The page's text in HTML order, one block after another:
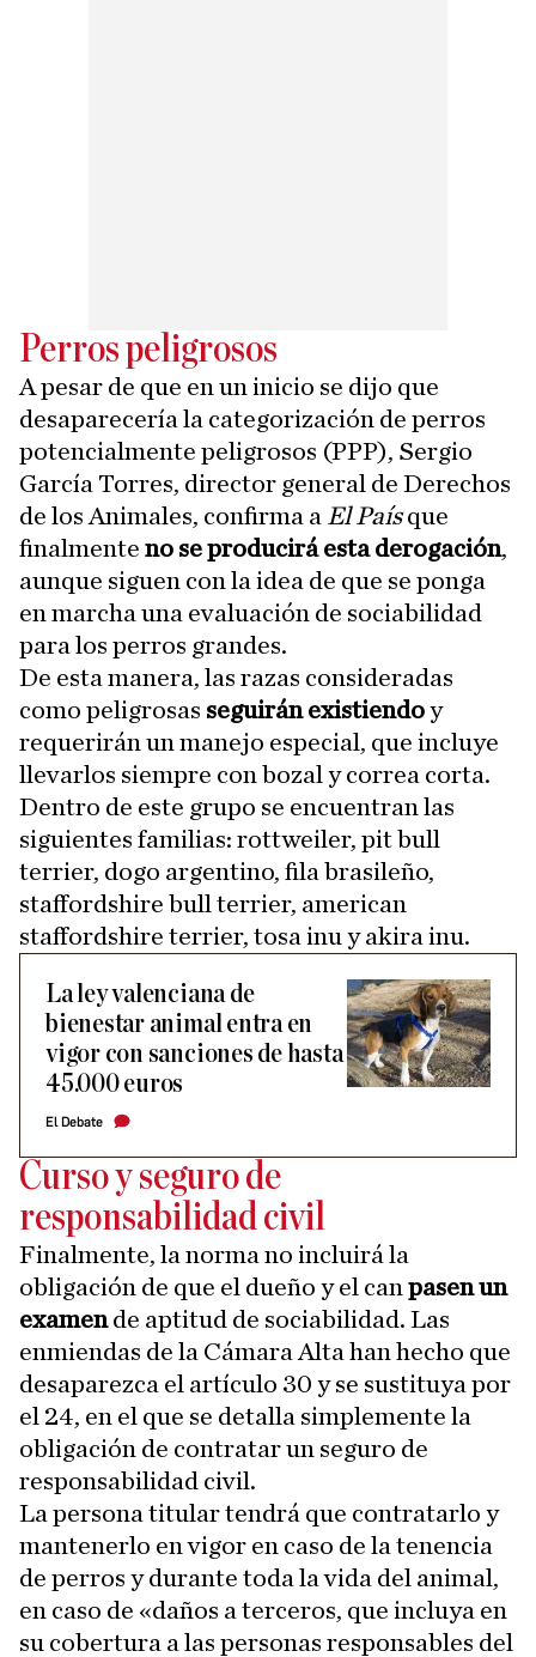
Perros peligrosos
A pesar de que en un inicio se dijo que
desaparecería la categorización de perros
potencialmente peligrosos (PPP), Sergio
García Torres, director general de Derechos
de los Animales, confirma a El Paísque
finalmente no se producirá esta derogación,
aunque siguen con la idea de que se ponga
en marcha una evaluación de sociabilidad
para los perros grandes.
De esta manera, las razas consideradas
como peligrosas seguirán existiendoy
requerirán un manejo especial, que incluye
llevarlos siempre con bozal y correa corta.
Dentro de este grupo se encuentran las
siguientes familias: rottweiler, pit bull
terrier, dogo argentino, fila brasileño,
staffordshire bull terrier, american
staffordshire terrier, tosa inu y akira inu.
La ley valenciana de
bienestar animal entra en
vigor con sanciones de hasta
45.000 euros
El Debate
Curso y seguro de
responsabilidad civil
Finalmente, la norma no incluirá la
obligación de que el dueño y el can pasen un
examende aptitud de sociabilidad. Las
enmiendas de la Cámara Alta han hecho que
desaparezca el artículo 30 y se sustituya por
el 24, en el que se detalla simplemente la
obligación de contratar un seguro de
responsabilidad civil.
La persona titular tendrá que contratarlo y
mantenerlo en vigor en caso de la tenencia
de perros y durante toda la vida del animal,
en caso de «daños a terceros, que incluya en
su cobertura a las personas responsables del